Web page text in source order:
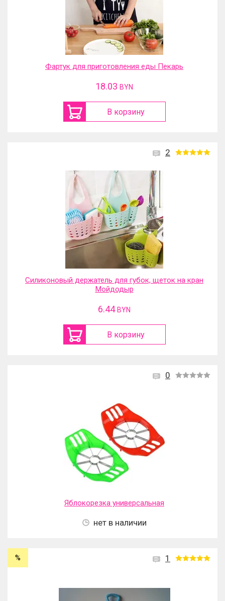
Фартук для приготовления еды Пекарь
18.03 BYN
В корзину
2
Силиконовый держатель для губок, щеток на кран
Мойдодыр
6.44 BYN
В корзину
0
Яблокорезка универсальная
нет в наличии
1
%